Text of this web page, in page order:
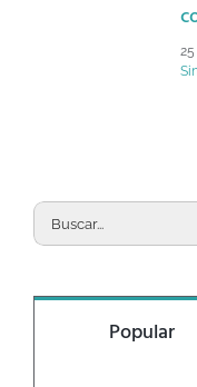
25
Buscar:
Popular